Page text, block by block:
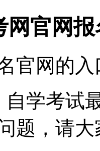
网官网
官网的入
自学考试
题，请